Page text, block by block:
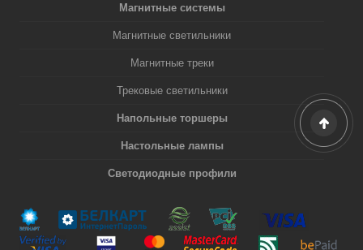
Магнитные системы
Магнитные светильники
Магнитные треки
Трековые светильники
Напольные торшеры
Настольные лампы
Светодиодные профили